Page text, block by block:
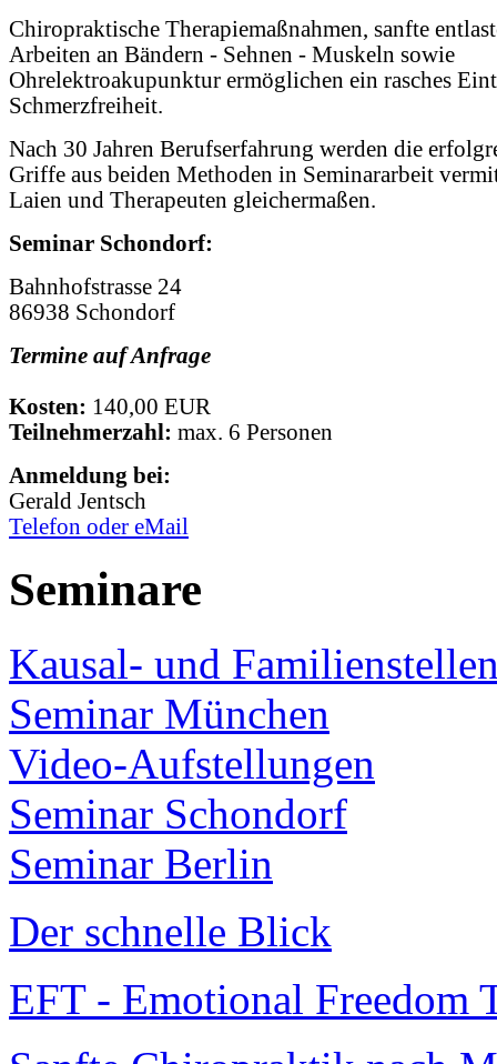
Chiropraktische Therapiemaßnahmen, sanfte
Arbeiten an Bändern - Sehnen - Muskeln sowie
Ohrelektroakupunktur ermöglichen ein rasches
Schmerzfreiheit.
Nach 30 Jahren Berufserfahrung werden die
Griffe aus beiden Methoden in Seminararbeit
Laien und Therapeuten gleichermaßen.
Seminar Schondorf:
Bahnhofstrasse 24
86938 Schondorf
Termine auf Anfrage
Kosten: 140,00 EUR
Teilnehmerzahl: max. 6 Personen
Anmeldung bei:
Gerald Jentsch
Telefon oder eMail
Seminare
Kausal- und
Seminar München
Video-Aufstellungen
Seminar Schondorf
Seminar Berlin
Der schnelle Blick
EFT - Emotional Freedom